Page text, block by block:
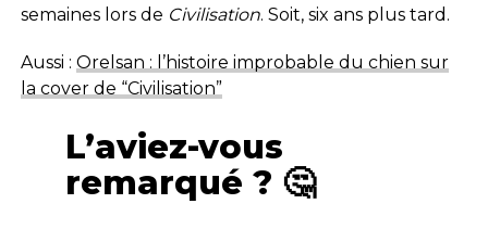
semaines lors de Civilisation. Soit, six ans plus tard.
Aussi : Orelsan : l’histoire improbable du chien sur
la cover de “Civilisation”
L’aviez-vous
remarqué ? 🤔